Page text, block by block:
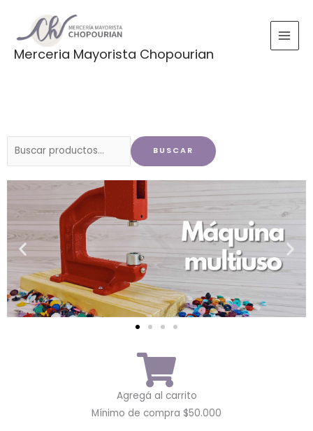
contenido
Merceria Mayorista Chopourian
Buscar
BUSCAR
Agregá al carrito
Mínimo de compra $50.000